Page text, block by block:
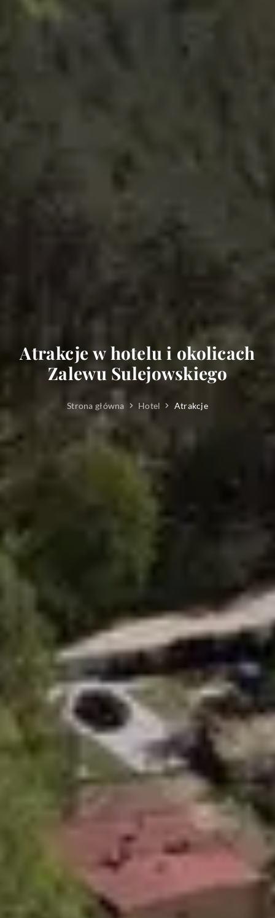
Atrakcje w hotelu i okolicach
Zalewu Sulejowskiego
Strona główna Hotel Atrakcje